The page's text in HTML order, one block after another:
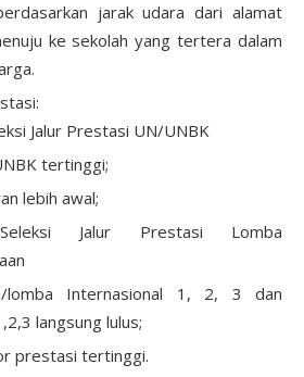
jarak udara dari alamat
ke sekolah yang tertera dalam
Jalur Prestasi UN/UNBK
tertinggi;
lebih awal;
Jalur Prestasi Lomba
lomba Internasional 1, 2, 3 dan
langsung lulus;
prestasi tertinggi.